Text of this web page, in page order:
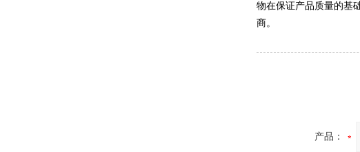
物在保证产品质量的基
商。
产品：